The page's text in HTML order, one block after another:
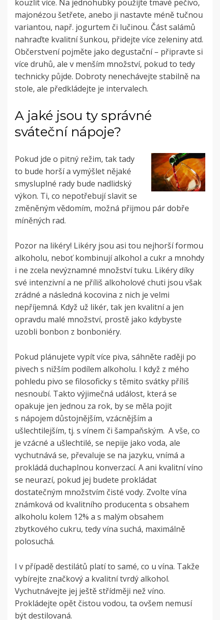
kouzlit více. Na jednohubky použijte tmavé pečivo,
majonézou šetřete, anebo ji nastavte méně tučnou
variantou, např. jogurtem či lučinou. Část salámů
nahraďte kvalitní šunkou, přidejte více zeleniny atd.
Občerstvení pojměte jako degustační – připravte si
více druhů, ale v menším množství, pokud to tedy
technicky půjde. Dobroty nenechávejte stabilně na
stole, ale předkládejte je intervalech.
A jaké jsou ty správné
sváteční nápoje?
Pokud jde o pitný režim, tak tady
to bude horší a vymýšlet nějaké
smysluplné rady bude nadlidský
výkon. Ti, co nepotřebují slavit se
změněným vědomím, možná přijmou pár dobře
míněných rad.
Pozor na likéry! Likéry jsou asi tou nejhorší formou
alkoholu, neboť kombinují alkohol a cukr a mnohdy
i ne zcela nevýznamné množství tuku. Likéry díky
své intenzivní a ne příliš alkoholové chuti jsou však
zrádné a následná kocovina z nich je velmi
nepříjemná. Když už likér, tak jen kvalitní a jen
opravdu malé množství, prostě jako kdybyste
uzobli bonbon z bonboniéry.
Pokud plánujete vypít více piva, sáhněte raději po
pivech s nižším podílem alkoholu. I když z mého
pohledu pivo se filosoficky s těmito svátky příliš
nesnoubí. Takto výjimečná událost, která se
opakuje jen jednou za rok, by se měla pojit
s nápojem důstojnějším, vzácnějším a
ušlechtilejším, tj. s vínem či šampaňským. A vše, co
je vzácné a ušlechtilé, se nepije jako voda, ale
vychutnává se, převaluje se na jazyku, vnímá a
prokládá duchaplnou konverzací. A ani kvalitní víno
se neurazí, pokud jej budete prokládat
dostatečným množstvím čisté vody. Zvolte vína
známková od kvalitního producenta s obsahem
alkoholu kolem 12% a s malým obsahem
zbytkového cukru, tedy vína suchá, maximálně
polosuchá.
I v případě destilátů platí to samé, co u vína. Takže
vybírejte značkový a kvalitní tvrdý alkohol.
Vychutnávejte jej ještě střídměji než víno.
Prokládejte opět čistou vodou, ta ovšem nemusí
být destilovaná.